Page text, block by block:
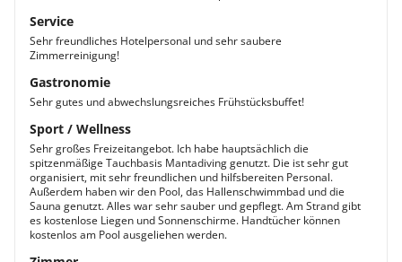
Service
Sehr freundliches Hotelpersonal und sehr saubere
Zimmerreinigung!
Gastronomie
Sehr gutes und abwechslungsreiches Frühstücksbuffet!
Sport / Wellness
Sehr großes Freizeitangebot. Ich habe hauptsächlich die
spitzenmäßige Tauchbasis Mantadiving genutzt. Die ist sehr gut
organisiert, mit sehr freundlichen und hilfsbereiten Personal.
Außerdem haben wir den Pool, das Hallenschwimmbad und die
Sauna genutzt. Alles war sehr sauber und gepflegt. Am Strand gibt
es kostenlose Liegen und Sonnenschirme. Handtücher können
kostenlos am Pool ausgeliehen werden.